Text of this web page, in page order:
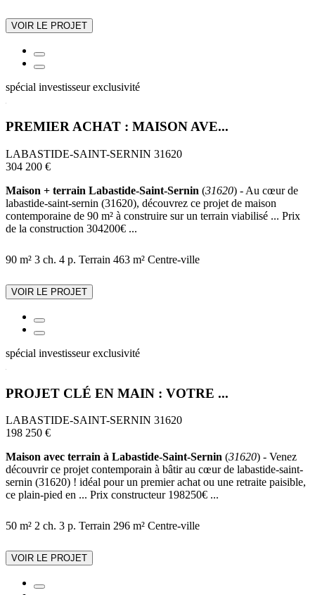
VOIR LE PROJET
spécial investisseur exclusivité
PREMIER ACHAT : MAISON AVE...
LABASTIDE-SAINT-SERNIN 31620
304 200 €
Maison + terrain Labastide-Saint-Sernin (31620) - Au cœur de
labastide-saint-sernin (31620), découvrez ce projet de maison
contemporaine de 90 m² à construire sur un terrain viabilisé ... Prix
de la construction 304200€ ...
90 m² 3 ch. 4 p. Terrain 463 m² Centre-ville
VOIR LE PROJET
spécial investisseur exclusivité
PROJET CLÉ EN MAIN : VOTRE ...
LABASTIDE-SAINT-SERNIN 31620
198 250 €
Maison avec terrain à Labastide-Saint-Sernin (31620) - Venez
découvrir ce projet contemporain à bâtir au cœur de labastide-saint-
sernin (31620) ! idéal pour un premier achat ou une retraite paisible,
ce plain-pied en ... Prix constructeur 198250€ ...
50 m² 2 ch. 3 p. Terrain 296 m² Centre-ville
VOIR LE PROJET